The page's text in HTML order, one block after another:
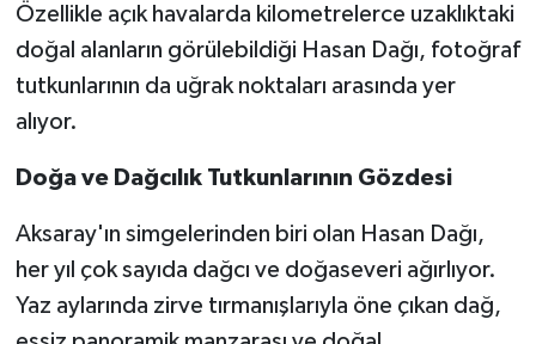
Özellikle açık havalarda kilometrelerce uzaklıktaki
doğal alanların görülebildiği Hasan Dağı, fotoğraf
tutkunlarının da uğrak noktaları arasında yer
alıyor.
Doğa ve Dağcılık Tutkunlarının Gözdesi
Aksaray'ın simgelerinden biri olan Hasan Dağı,
her yıl çok sayıda dağcı ve doğaseveri ağırlıyor.
Yaz aylarında zirve tırmanışlarıyla öne çıkan dağ,